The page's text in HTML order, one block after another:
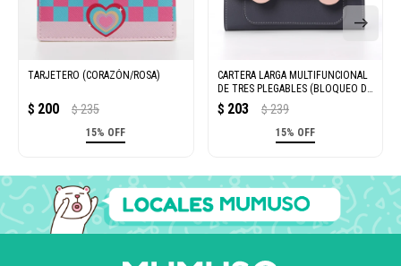
TARJETERO (CORAZÓN/ROSA)
$ 200 $ 235
15% OFF
CARTERA LARGA MULTIFUNCIONAL
DE TRES PLEGABLES (BLOQUEO DE
COLOR/ROSA Y GRIS)
$ 203 $ 239
15% OFF